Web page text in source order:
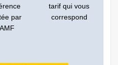
par
tarif qui vous
correspond